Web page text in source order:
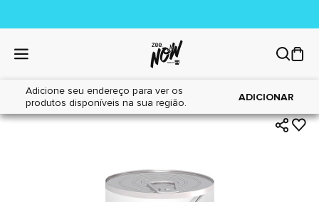
Adicione seu endereço para ver os
produtos disponíveis na sua região.
ADICIONAR
Home|Cães|Alimentos